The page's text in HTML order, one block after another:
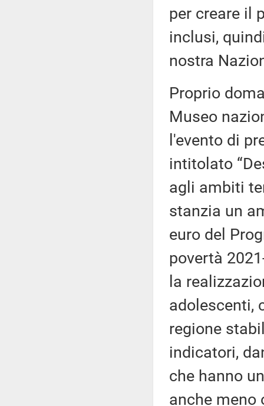
per creare il
inclusi,
nostra
Proprio
Museo
l'evento di
intitolato
agli ambiti
stanzia un
euro del
povertà
la
adolescenti,
regione
indicatori,
che hanno
anche meno